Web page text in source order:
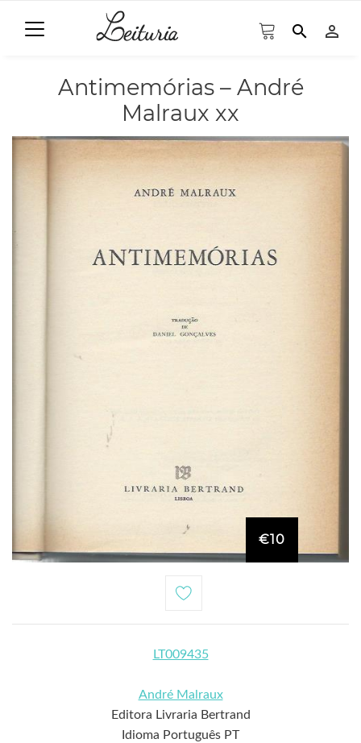
search person_outline
Antimemórias – André
Malraux xx
€10
LT009435
André Malraux
Editora Livraria Bertrand
Idioma Português PT